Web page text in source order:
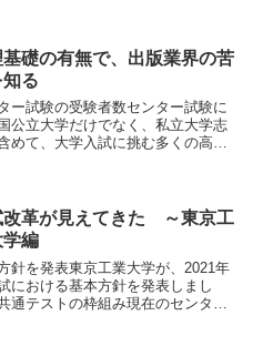
礎の有無で、出版業界の苦
る
ー試験の受験者数センター試験に
公立大学だけでなく、私立大学志
めて、大学入試に挑む多くの高校
、毎年数万部を売...
改革が見えてきた ～東京工
編
針を発表東京工業大学が、2021年
における基本方針を発表しまし
通テストの枠組み現在のセンター